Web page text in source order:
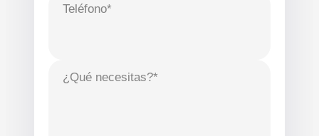
Teléfono*
¿Qué necesitas?*